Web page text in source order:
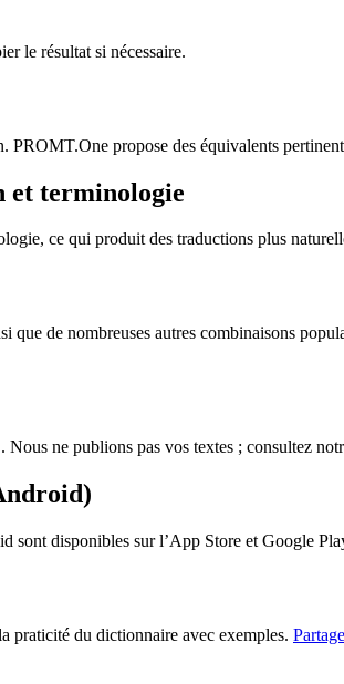
le résultat si nécessaire.
PROMT.One propose des équivalents
et terminologie
ce qui produit des traductions plus
de nombreuses autres combinaisons
Nous ne publions pas vos textes ; consultez
disponibles sur l’App Store et Google
praticité du dictionnaire avec exemples.